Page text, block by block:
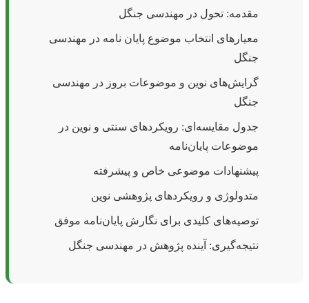
مقدمه: تحول در مهندسی جنگل
معیارهای انتخاب موضوع پایان نامه در مهندسی
جنگل
گرایش‌های نوین و موضوعات بروز در مهندسی
جنگل
جدول مقایسه‌ای: رویکردهای سنتی و نوین در
موضوعات پایان‌نامه
پیشنهادات موضوعی خاص و پیشرفته
متدولوژی و رویکردهای پژوهشی نوین
توصیه‌های کلیدی برای نگارش پایان‌نامه موفق
نتیجه‌گیری: آینده پژوهش در مهندسی جنگل